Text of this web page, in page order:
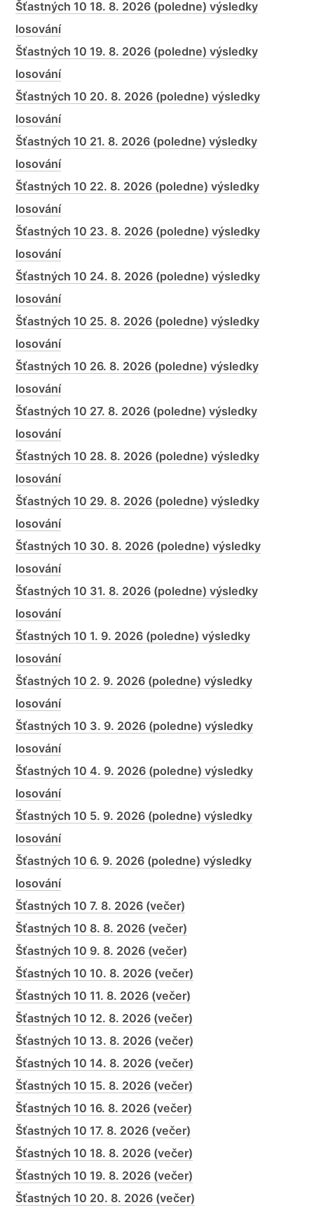
Šťastných 10 18. 8. 2026 (poledne) výsledky
losování
Šťastných 10 19. 8. 2026 (poledne) výsledky
losování
Šťastných 10 20. 8. 2026 (poledne) výsledky
losování
Šťastných 10 21. 8. 2026 (poledne) výsledky
losování
Šťastných 10 22. 8. 2026 (poledne) výsledky
losování
Šťastných 10 23. 8. 2026 (poledne) výsledky
losování
Šťastných 10 24. 8. 2026 (poledne) výsledky
losování
Šťastných 10 25. 8. 2026 (poledne) výsledky
losování
Šťastných 10 26. 8. 2026 (poledne) výsledky
losování
Šťastných 10 27. 8. 2026 (poledne) výsledky
losování
Šťastných 10 28. 8. 2026 (poledne) výsledky
losování
Šťastných 10 29. 8. 2026 (poledne) výsledky
losování
Šťastných 10 30. 8. 2026 (poledne) výsledky
losování
Šťastných 10 31. 8. 2026 (poledne) výsledky
losování
Šťastných 10 1. 9. 2026 (poledne) výsledky
losování
Šťastných 10 2. 9. 2026 (poledne) výsledky
losování
Šťastných 10 3. 9. 2026 (poledne) výsledky
losování
Šťastných 10 4. 9. 2026 (poledne) výsledky
losování
Šťastných 10 5. 9. 2026 (poledne) výsledky
losování
Šťastných 10 6. 9. 2026 (poledne) výsledky
losování
Šťastných 10 7. 8. 2026 (večer)
Šťastných 10 8. 8. 2026 (večer)
Šťastných 10 9. 8. 2026 (večer)
Šťastných 10 10. 8. 2026 (večer)
Šťastných 10 11. 8. 2026 (večer)
Šťastných 10 12. 8. 2026 (večer)
Šťastných 10 13. 8. 2026 (večer)
Šťastných 10 14. 8. 2026 (večer)
Šťastných 10 15. 8. 2026 (večer)
Šťastných 10 16. 8. 2026 (večer)
Šťastných 10 17. 8. 2026 (večer)
Šťastných 10 18. 8. 2026 (večer)
Šťastných 10 19. 8. 2026 (večer)
Šťastných 10 20. 8. 2026 (večer)